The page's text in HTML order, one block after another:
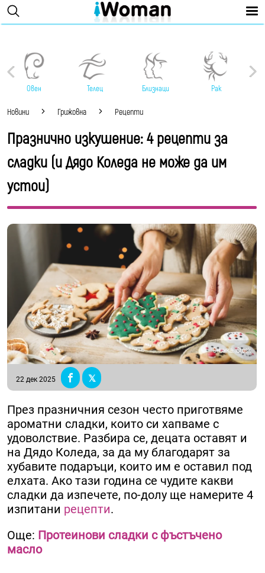
Овен Телец Близнаци Рак
Новини Грижовна Рецепти
Празнично изкушение: 4 рецепти за
сладки (и Дядо Коледа не може да им
устои)
Снимка: iStock
22 дек 2025
През празничния сезон често приготвяме
ароматни сладки, които си хапваме с
удоволствие. Разбира се, децата оставят и
на Дядо Коледа, за да му благодарят за
хубавите подаръци, които им е оставил под
елхата. Ако тази година се чудите какви
сладки да изпечете, по-долу ще намерите 4
изпитани рецепти.
Още: Протеинови сладки с фъстъчено
масло